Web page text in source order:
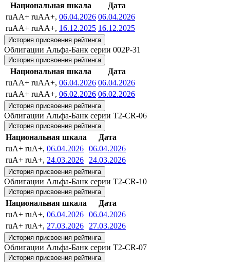
Национальная шкала
Дата
ruAA+ ruAA+, 06.04.2026 06.04.2026
ruAA+ ruAA+, 16.12.2025 16.12.2025
История присвоения рейтинга
Облигации Альфа-Банк серии 002Р-31
История присвоения рейтинга
Национальная шкала
Дата
ruAA+ ruAA+, 06.04.2026 06.04.2026
ruAA+ ruAA+, 06.02.2026 06.02.2026
История присвоения рейтинга
Облигации Альфа-Банк серии T2-CR-06
История присвоения рейтинга
Национальная шкала
Дата
ruA+ ruA+, 06.04.2026 06.04.2026
ruA+ ruA+, 24.03.2026 24.03.2026
История присвоения рейтинга
Облигации Альфа-Банк серии T2-СR-10
История присвоения рейтинга
Национальная шкала
Дата
ruA+ ruA+, 06.04.2026 06.04.2026
ruA+ ruA+, 27.03.2026 27.03.2026
История присвоения рейтинга
Облигации Альфа-Банк серии T2-СR-07
История присвоения рейтинга